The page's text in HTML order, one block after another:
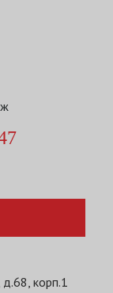
д.68, корп.1